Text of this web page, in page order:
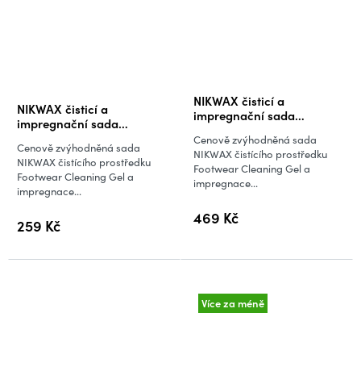
NIKWAX čisticí a
impregnační sada
Nubuck & Suede Proof (125
+ 125 ml)
259 Kč
Cenově zvýhodněná sada
NIKWAX čistícího prostředku
Footwear Cleaning Gel a
impregnace...
NIKWAX čisticí a
impregnační sada
Nubuck/Suede Proof (300
+ 300 ml)
Průměrné
hodnocení
produktu
je
5,0
5
469 Kč
Cenově zvýhodněná sada
NIKWAX čistícího prostředku
Footwear Cleaning Gel a
impregnace...
Více za méně